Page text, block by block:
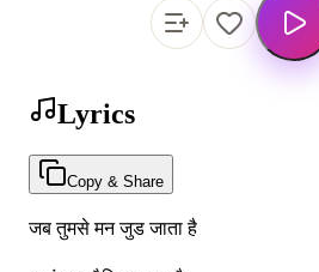
Lyrics
Copy & Share
जब तुमसे मन जुड जाता है